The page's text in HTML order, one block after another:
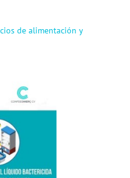
de alimentación y